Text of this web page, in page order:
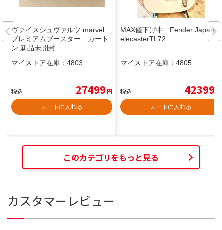
ヴァイスシュヴァルツ marvel
プレミアムブースター カート
ン 新品未開封
マイストア在庫： 4803
税込 27499円
カートに入れる
MAX値下げ中 Fender Japan T
elecasterTL72
マイストア在庫： 4805
税込 42399
カートに入れる
このカテゴリをもっと見る
カスタマーレビュー